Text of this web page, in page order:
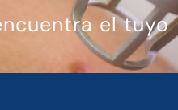
el tuyo